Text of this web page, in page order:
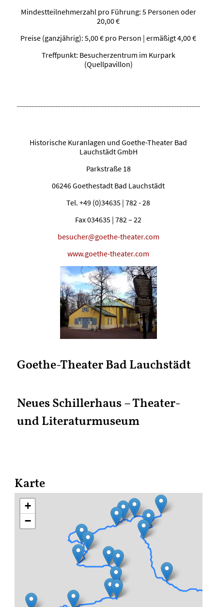
Mindestteilnehmerzahl pro Führung: 5 Personen oder
20,00 €
Preise (ganzjährig): 5,00 € pro Person | ermäßigt 4,00 €
Treffpunkt: Besucherzentrum im Kurpark
(Quellpavillon)
Historische Kuranlagen und Goethe-Theater Bad
Lauchstädt GmbH
Parkstraße 18
06246 Goethestadt Bad Lauchstädt
Tel. +49 (0)34635 | 782 - 28
Fax 034635 | 782 – 22
besucher@goethe-theater.com
www.goethe-theater.com
Goethe-Theater Bad Lauchstädt
Neues Schillerhaus – Theater-
und Literaturmuseum
Karte
+
−